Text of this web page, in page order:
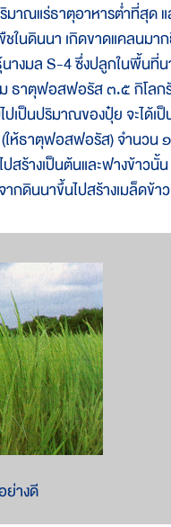
แร่ธาตุอาหารต่ำที่สุด แ
นดินนา เกิดขาดแคลนมา
นางมล S-4 ซึ่งปลูกในพื้นที่
ธาตุฟอสฟอรัส ๓.๕ กิโลก
เป็นปริมาณของปุ๋ย จะได้เ
ให้ธาตุฟอสฟอรัส) จำนวน
สร้างเป็นต้นและฟางข้าวนั้
ดินนาขึ้นไปสร้างเมล็ดข้า
ย่างดี